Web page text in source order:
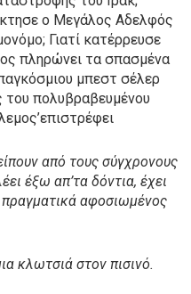
ο Μεγάλος Αδελφός
Γιατί κατέρρευσε
πληρώνει τα σπασμένα
μπεστ σέλερ
του πολυβραβευμένου
από τους σύγχρονους
έξω απ’τα δόντια, έχει
πραγματικά αφοσιωμένος
κλωτσιά στον πισινό.